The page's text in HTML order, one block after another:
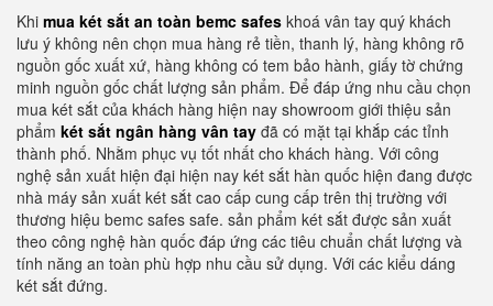
Khi mua két sắt an toàn bemc safes khoá vân tay quý khách
lưu ý không nên chọn mua hàng rẻ tiền, thanh lý, hàng không rõ
nguồn gốc xuất xứ, hàng không có tem bảo hành, giấy tờ chứng
minh nguồn gốc chất lượng sản phẩm. Để đáp ứng nhu cầu chọn
mua két sắt của khách hàng hiện nay showroom giới thiệu sản
phẩm két sắt ngân hàng vân tay đã có mặt tại khắp các tỉnh
thành phố. Nhằm phục vụ tốt nhất cho khách hàng. Với công
nghệ sản xuất hiện đại hiện nay két sắt hàn quốc hiện đang được
nhà máy sản xuất két sắt cao cấp cung cấp trên thị trường với
thương hiệu bemc safes safe. sản phẩm két sắt được sản xuất
theo công nghệ hàn quốc đáp ứng các tiêu chuẩn chất lượng và
tính năng an toàn phù hợp nhu cầu sử dụng. Với các kiểu dáng
két sắt đứng.